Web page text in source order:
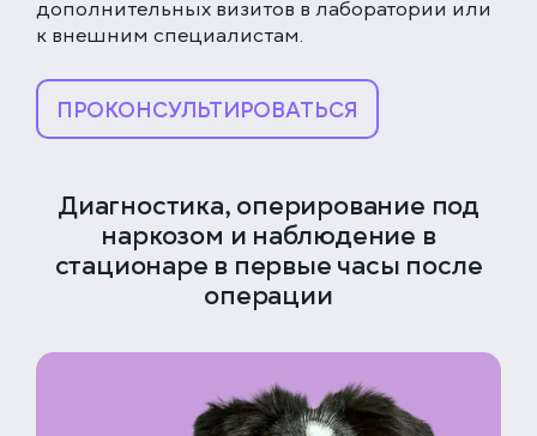
дополнительных визитов в лаборатории или
к внешним специалистам.
ПРОКОНСУЛЬТИРОВАТЬСЯ
Выберите время
ПРОДОЛЖИТЬ
Диагностика, оперирование под
наркозом и наблюдение в
стационаре в первые часы после
операции
ЗАПИСАТЬСЯ НА ПРИЁМ
Москва, ул. Большая Серпуховская, 62к2
+7 (499) 288-80-36
Круглосуточно
Скоро открытие!
Москва, ул. Введенского, 24Б
Клиника на Карамышевской набережной